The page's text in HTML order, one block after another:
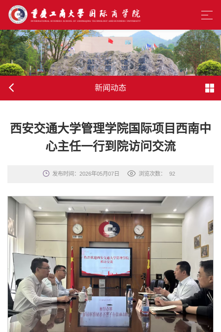
新闻动态
西安交通大学管理学院国际项目西南中
心主任一行到院访问交流
发布时间：2026年05月07日 浏览次数： 92